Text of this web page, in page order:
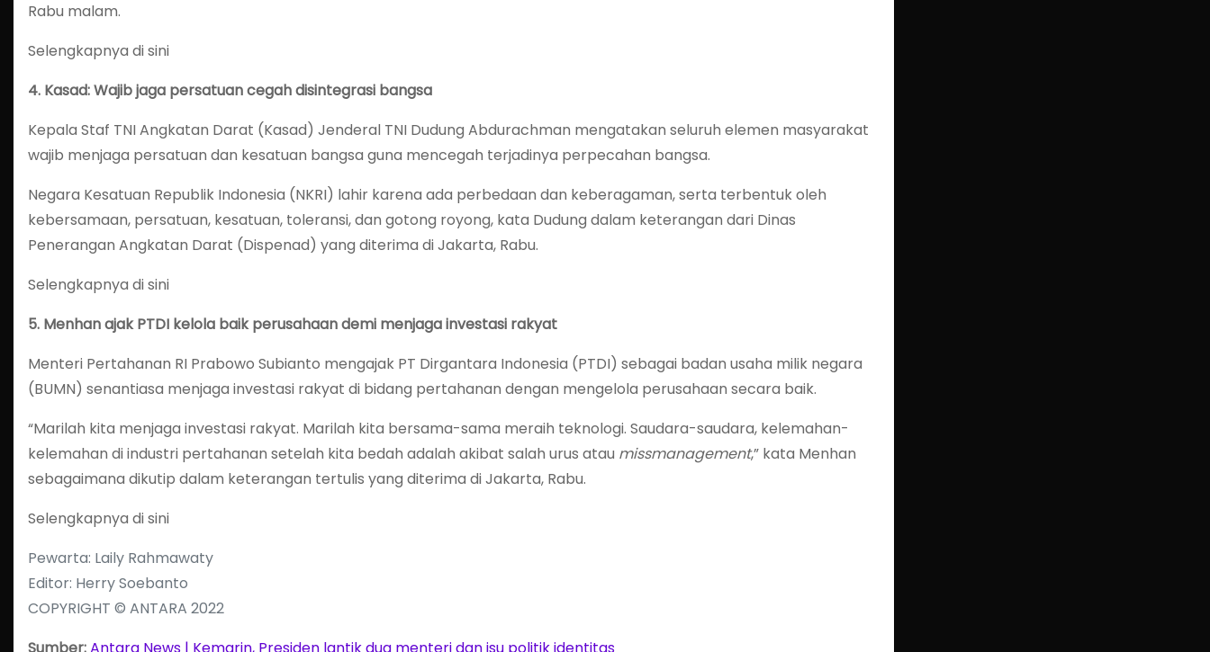
Rabu malam.
Selengkapnya di sini
4. Kasad: Wajib jaga persatuan cegah disintegrasi bangsa
Kepala Staf TNI Angkatan Darat (Kasad) Jenderal TNI Dudung Abdurachman mengatakan seluruh elemen masyarakat
wajib menjaga persatuan dan kesatuan bangsa guna mencegah terjadinya perpecahan bangsa.
Negara Kesatuan Republik Indonesia (NKRI) lahir karena ada perbedaan dan keberagaman, serta terbentuk oleh
kebersamaan, persatuan, kesatuan, toleransi, dan gotong royong, kata Dudung dalam keterangan dari Dinas
Penerangan Angkatan Darat (Dispenad) yang diterima di Jakarta, Rabu.
Selengkapnya di sini
5. Menhan ajak PTDI kelola baik perusahaan demi menjaga investasi rakyat
Menteri Pertahanan RI Prabowo Subianto mengajak PT Dirgantara Indonesia (PTDI) sebagai badan usaha milik negara
(BUMN) senantiasa menjaga investasi rakyat di bidang pertahanan dengan mengelola perusahaan secara baik.
“Marilah kita menjaga investasi rakyat. Marilah kita bersama-sama meraih teknologi. Saudara-saudara, kelemahan-
kelemahan di industri pertahanan setelah kita bedah adalah akibat salah urus atau missmanagement,” kata Menhan
sebagaimana dikutip dalam keterangan tertulis yang diterima di Jakarta, Rabu.
Selengkapnya di sini
Pewarta: Laily Rahmawaty
Editor: Herry Soebanto
COPYRIGHT © ANTARA 2022